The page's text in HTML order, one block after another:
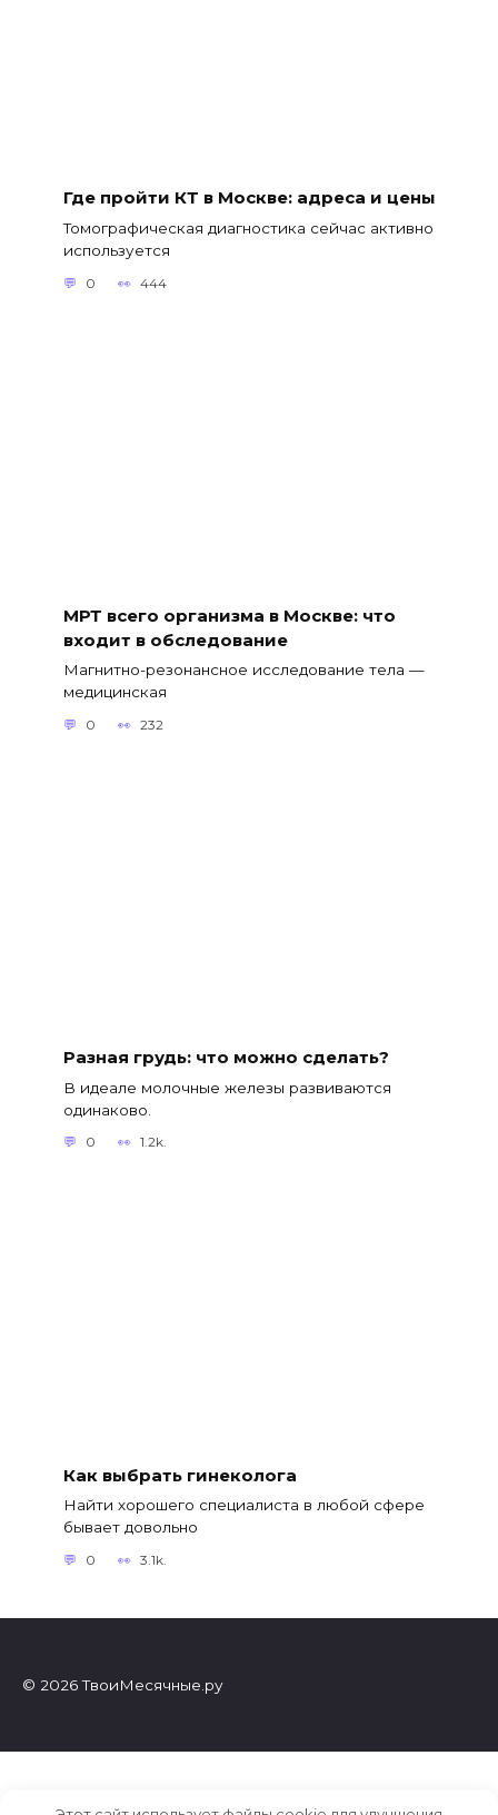
Где пройти КТ в Москве: адреса и цены
Томографическая диагностика сейчас активно
используется
0 444
МРТ всего организма в Москве: что
входит в обследование
Магнитно-резонансное исследование тела —
медицинская
0 232
Разная грудь: что можно сделать?
В идеале молочные железы развиваются
одинаково.
0 1.2k.
Как выбрать гинеколога
Найти хорошего специалиста в любой сфере
бывает довольно
0 3.1k.
© 2026 ТвоиМесячные.ру